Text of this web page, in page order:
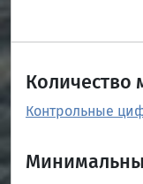
Количество
Контрольные